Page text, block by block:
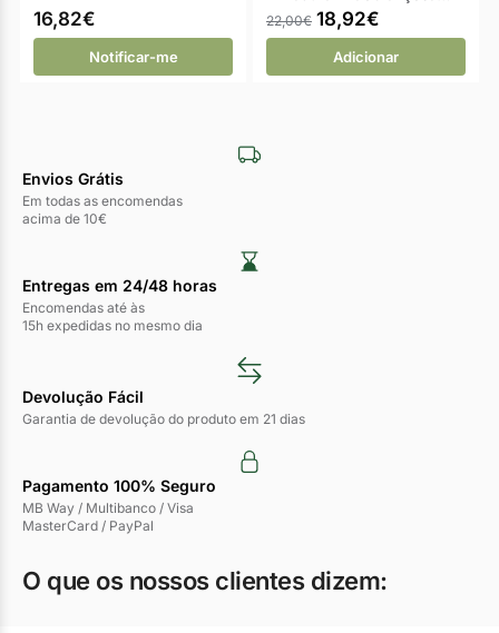
16,82€
Notificar-me
22,00€ 18,92€
Adicionar
Envios Grátis
Em todas as encomendas
acima de 10€
Entregas em 24/48 horas​
Encomendas até às
15h expedidas no mesmo dia
Devolução Fácil
Garantia de devolução do produto em 21 dias
Pagamento 100% Seguro
MB Way / Multibanco / Visa
MasterCard / PayPal
O que os nossos clientes dizem: